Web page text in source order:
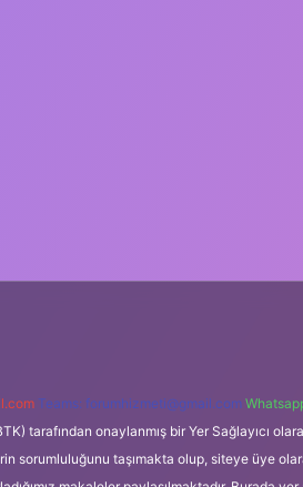
Teams: forumhizmeti@gmail.com
tarafından onaylanmış bir Yer Sağlayıcı
sorumluluğunu taşımakta olup, siteye üye